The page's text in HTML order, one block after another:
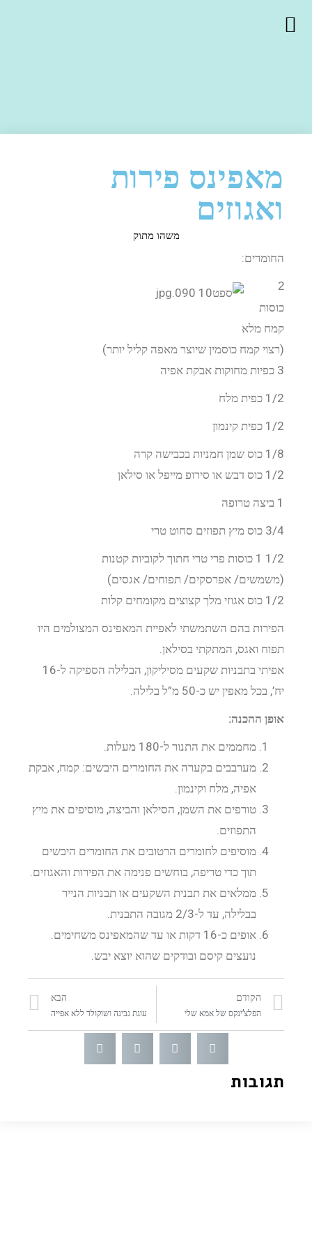
מאפינס פירות
ואגוזים
משהו מתוק
החומרים:
2
כוסות
קמח מלא
(רצוי קמח כוסמין שיוצר מאפה קליל יותר)
3 כפיות מחוקות אבקת אפיה
1/2 כפית מלח
1/2 כפית קינמון
1/8 כוס שמן חמניות בכבישה קרה
1/2 כוס דבש או סירופ מייפל או סילאן
1 ביצה טרופה
3/4 כוס מיץ תפוזים סחוט טרי
1/2 1 כוסות פרי טרי חתוך לקוביות קטנות
(משמשים/ אפרסקים/ תפוחים/ אגסים)
1/2 כוס אגוזי מלך קצוצים מקומחים קלות
הפירות בהם השתמשתי לאפיית המאפינס המצולמים היו
תפוח ואגס, המתקתי בסילאן.
אפיתי בתבניות שקעים מסיליקון, הבלילה הספיקה ל-16
יח’, בכל מאפין יש כ-50 מ”ל בלילה.
אופן ההכנה:
מחממים את התנור ל-180 מעלות.
מערבבים בקערה את החומרים היבשים: קמח, אבקת
אפיה, מלח וקינמון.
טורפים את השמן, הסילאן והביצה, מוסיפים את מיץ
התפוזים.
מוסיפים לחומרים הרטובים את החומרים היבשים
תוך כדי טריפה, בוחשים פנימה את הפירות והאגוזים.
ממלאים את תבנית השקעים או תבניות הנייר
בבלילה, עד ל-2/3 מגובה התבנית.
אופים כ-16 דקות או עד שהמאפינס משחימים.
נועצים קיסם ובודקים שהוא יוצא יבש.
הקודם
הפלצ’ינקס של אמא שלי
הבא
עוגת גבינה ושוקולד ללא אפייה
תגובות